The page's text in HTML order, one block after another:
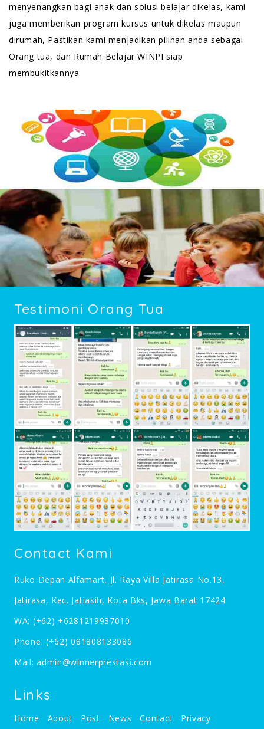
menyenangkan bagi anak dan solusi belajar dikelas, kami
juga memberikan program kursus untuk dikelas maupun
dirumah, Pastikan kami menjadikan pilihan anda sebagai
Orang tua, dan Rumah Belajar WINPI siap
membukitkannya.
Testimoni Orang Tua
Contact Kami
Ruko Depan Alfamart, Jl. Raya Villa Jatirasa No.13,
Jatirasa, Kec. Jatiasih, Kota Bks, Jawa Barat 17424
WA: (+62) +6281219937010
Phone: (+62) 081808133086
Mail:admin@winnerprestasi.com
Links
Home About Post News Contact Privacy